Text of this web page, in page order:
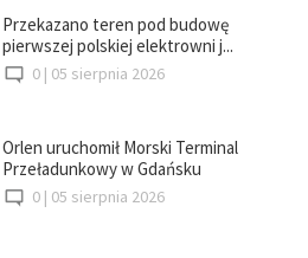
Przekazano teren pod budowę
pierwszej polskiej elektrowni j...
0 | 05 sierpnia 2026
Orlen uruchomił Morski Terminal
Przeładunkowy w Gdańsku
0 | 05 sierpnia 2026